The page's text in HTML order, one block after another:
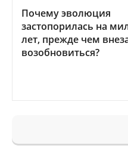
Почему эволюция
застопорилась на
лет, прежде чем
возобновиться?